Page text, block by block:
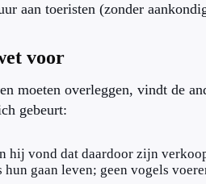
aan toeristen (zonder
voor
moeten overleggen, vindt de
gebeurt:
hij vond dat daardoor zijn
gaan leven; geen vogels